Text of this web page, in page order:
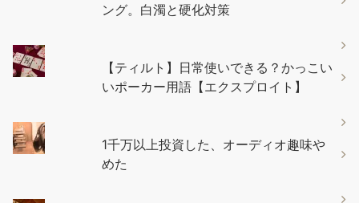
ング。白濁と硬化対策
【ティルト】日常使いできる？かっこい
いポーカー用語【エクスプロイト】
1千万以上投資した、オーディオ趣味や
めた